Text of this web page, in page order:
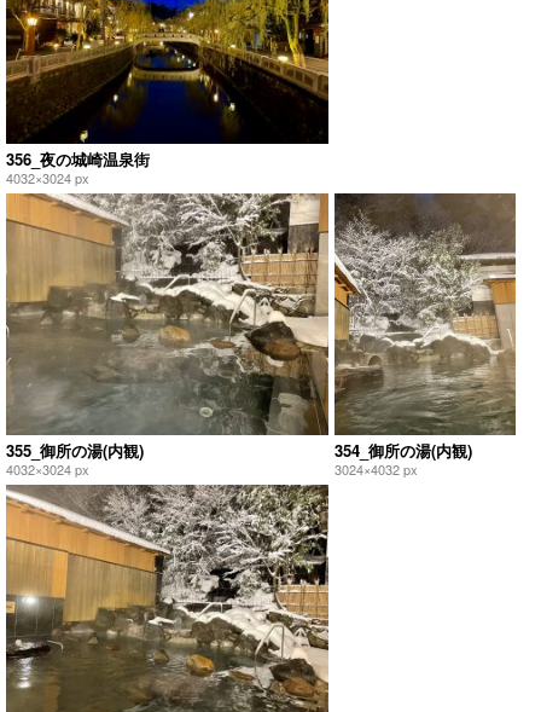
356_夜の城崎温泉街
4032×3024 px
355_御所の湯(内観)
4032×3024 px
354_御所の湯(内観)
3024×4032 px